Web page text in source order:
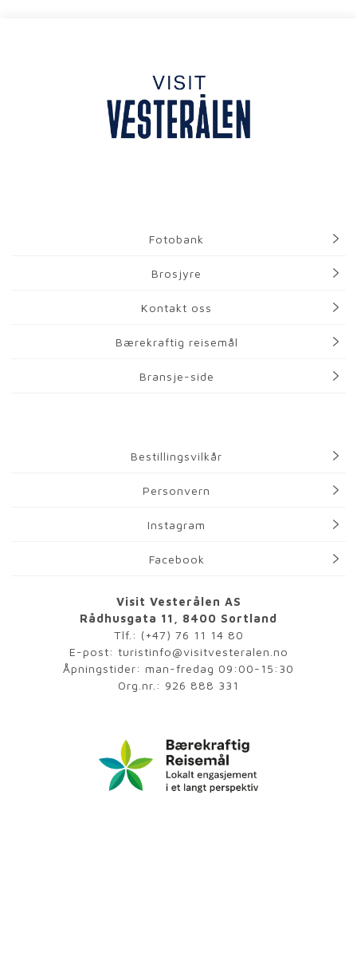
Fotobank
Brosjyre
Kontakt oss
Bærekraftig reisemål
Bransje-side
Bestillingsvilkår
Personvern
Instagram
Facebook
Visit Vesterålen AS
Rådhusgata 11, 8400 Sortland
Tlf.: (+47) 76 11 14 80
E-post: turistinfo@visitvesteralen.no
Åpningstider: man-fredag 09:00-15:30
Org.nr.: 926 888 331